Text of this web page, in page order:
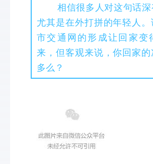
相信很多人对这句话深
尤其是在外打拼的年轻人
市交通网的形成让回家变
来，但客观来说，你回家的
多么？